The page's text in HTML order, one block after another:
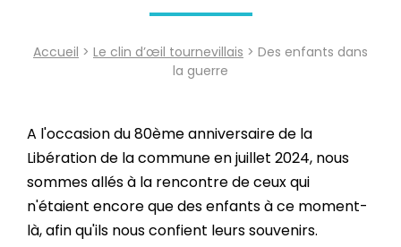
Accueil > Le clin d’œil tournevillais > Des enfants dans
la guerre
A l'occasion du 80ème anniversaire de la
Libération de la commune en juillet 2024, nous
sommes allés à la rencontre de ceux qui
n'étaient encore que des enfants à ce moment-
là, afin qu'ils nous confient leurs souvenirs.